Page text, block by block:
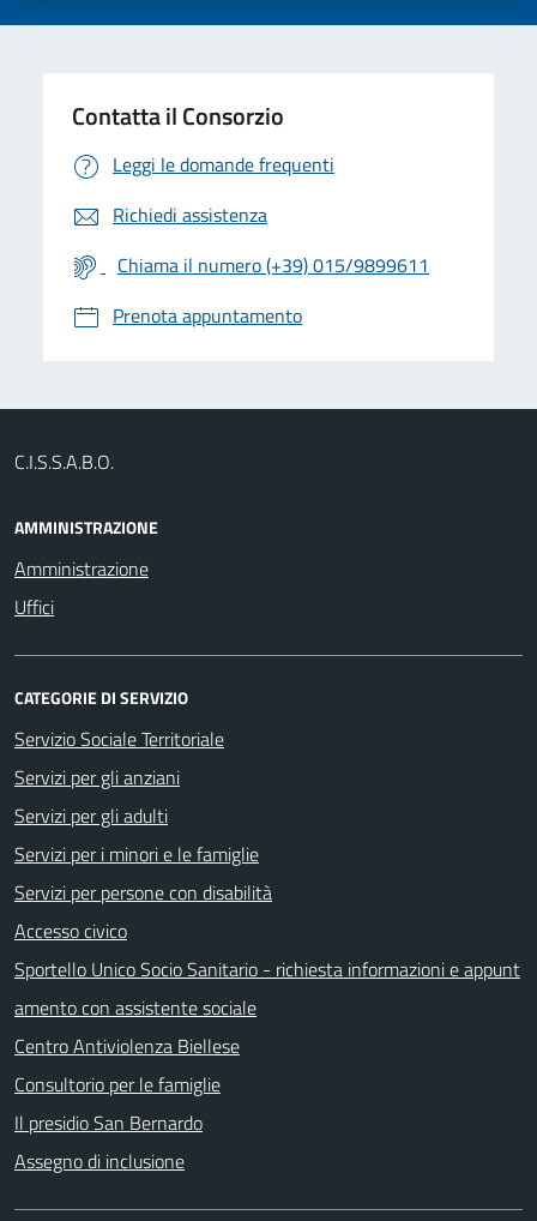
Contatta il Consorzio
Leggi le domande frequenti
Richiedi assistenza
Chiama il numero (+39) 015/9899611
Prenota appuntamento
C.I.S.S.A.B.O.
AMMINISTRAZIONE
Amministrazione
Uffici
CATEGORIE DI SERVIZIO
Servizio Sociale Territoriale
Servizi per gli anziani
Servizi per gli adulti
Servizi per i minori e le famiglie
Servizi per persone con disabilità
Accesso civico
Sportello Unico Socio Sanitario - richiesta informazioni e appunt
amento con assistente sociale
Centro Antiviolenza Biellese
Consultorio per le famiglie
Il presidio San Bernardo
Assegno di inclusione